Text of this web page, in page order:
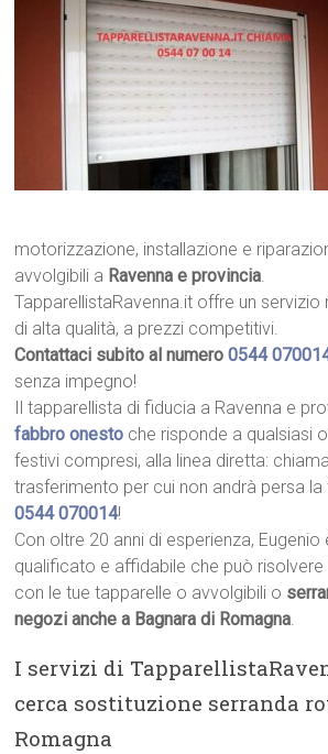
motorizzazione, installazione e
avvolgibili a Ravenna e provincia.
TapparellistaRavenna.it offre un
di alta qualità, a prezzi competitivi.
Contattaci subito al numero0544
senza impegno!
Il tapparellista di fiducia a Ravenna e
fabbro onesto che risponde a qualsiasi
festivi compresi, alla linea diretta:
trasferimento per cui non andrà persa la
0544 070014!
Con oltre 20 anni di esperienza,
qualificato e affidabile che può
con le tue tapparelle o avvolgibili o
negozi anche a Bagnara di Romagna.
I servizi di
cerca sostituzione serranda
Romagna